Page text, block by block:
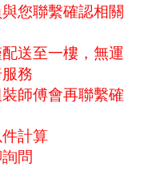
您聯繫確認相關
送至一樓，無運
務
師傅會再聯繫確
計算
問